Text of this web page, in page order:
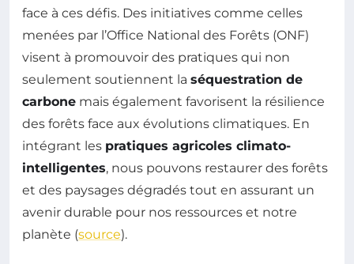
face à ces défis. Des initiatives comme celles
menées par l’Office National des Forêts (ONF)
visent à promouvoir des pratiques qui non
seulement soutiennent la séquestration de
carbone mais également favorisent la résilience
des forêts face aux évolutions climatiques. En
intégrant les pratiques agricoles climato-
intelligentes, nous pouvons restaurer des forêts
et des paysages dégradés tout en assurant un
avenir durable pour nos ressources et notre
planète (source).